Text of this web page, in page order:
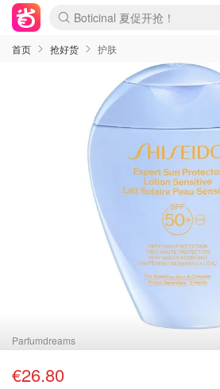
Boticinal 夏促开抢！
4折！lulu周四疯狂上新
还没结束！&OtherStories大促
Joybuy变相75折 随时失效
速领！Stanley独家85折
疑似霸哥！Camper额外叠85折
Zalando 奥莱闪促！每日更新
Moncler反季囤！5折起+叠9折
Coach Brooklyn仅€192
首页 抢好货 护肤
Parfumdreams
€26.80